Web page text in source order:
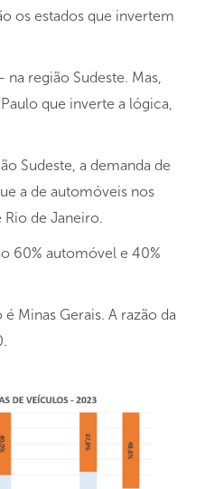
os estados que invertem
região Sudeste. Mas,
que inverte a lógica,
Sudeste, a demanda de
a de automóveis nos
Rio de Janeiro.
60% automóvel e 40%
Minas Gerais. A razão da